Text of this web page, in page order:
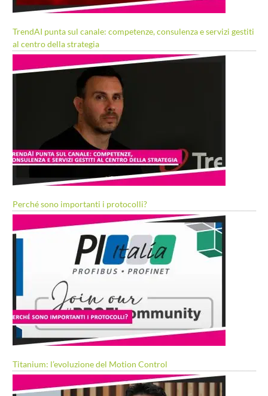
TrendAI punta sul canale: competenze, consulenza e servizi gestiti
al centro della strategia
Perché sono importanti i protocolli?
Titanium: l’evoluzione del Motion Control